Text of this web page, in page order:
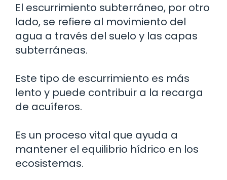
El escurrimiento subterráneo, por otro
lado, se refiere al movimiento del
agua a través del suelo y las capas
subterráneas.
Este tipo de escurrimiento es más
lento y puede contribuir a la recarga
de acuíferos.
Es un proceso vital que ayuda a
mantener el equilibrio hídrico en los
ecosistemas.